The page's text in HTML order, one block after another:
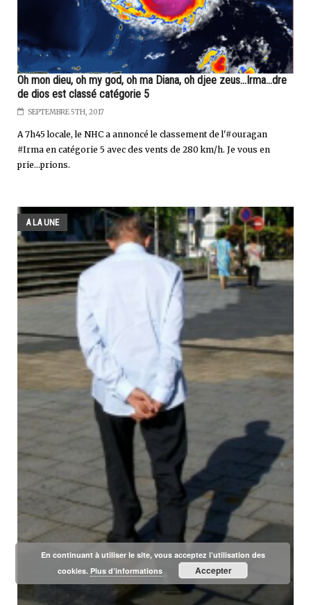
Oh mon dieu, oh my god, oh ma Diana, oh djee zeus...Irma...dre
de dios est classé catégorie 5
SEPTEMBRE 5TH, 2017
A 7h45 locale, le NHC a annoncé le classement de l'#ouragan
#Irma en catégorie 5 avec des vents de 280 km/h. Je vous en
prie...prions.
A LA UNE
En continuant à utiliser le site, vous acceptez l’utilisation des
cookies. Plus d’informations Accepter